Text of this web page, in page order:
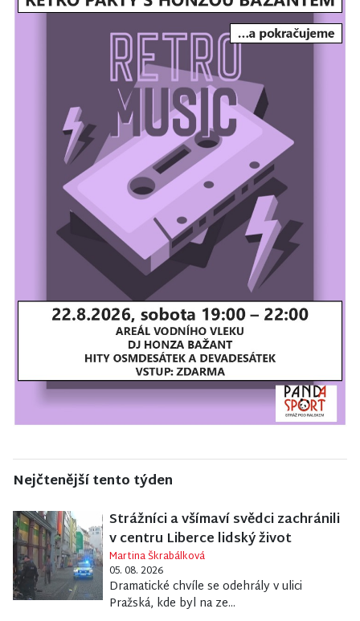
Nejčtenější tento týden
Strážníci a všímaví svědci zachránili
v centru Liberce lidský život
Martina Škrabálková
05. 08. 2026
Dramatické chvíle se odehrály v ulici
Pražská, kde byl na ze...